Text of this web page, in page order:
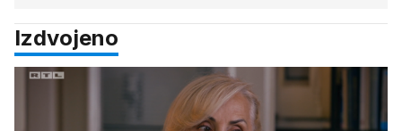
Izdvojeno